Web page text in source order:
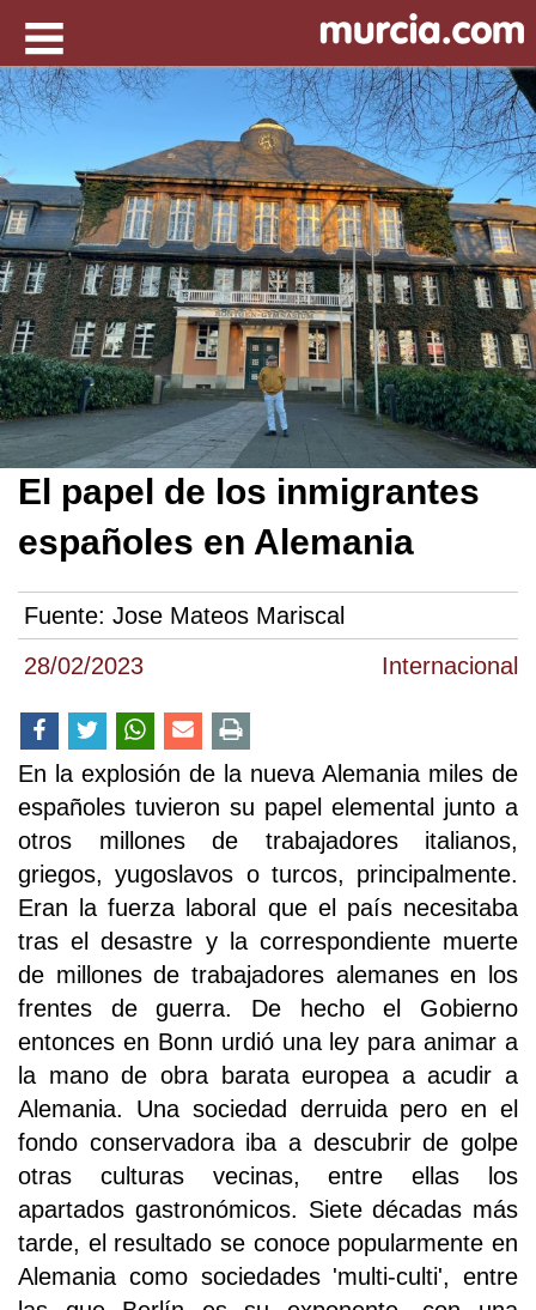
28/02/2023 Internacional
El papel de los inmigrantes
españoles en Alemania
Fuente: Jose Mateos Mariscal
En la explosión de la nueva Alemania miles de
españoles tuvieron su papel elemental junto a
otros millones de trabajadores italianos,
griegos, yugoslavos o turcos, principalmente.
Eran la fuerza laboral que el país necesitaba
tras el desastre y la correspondiente muerte
de millones de trabajadores alemanes en los
frentes de guerra. De hecho el Gobierno
entonces en Bonn urdió una ley para animar a
la mano de obra barata europea a acudir a
Alemania. Una sociedad derruida pero en el
fondo conservadora iba a descubrir de golpe
otras culturas vecinas, entre ellas los
apartados gastronómicos. Siete décadas más
tarde, el resultado se conoce popularmente en
Alemania como sociedades 'multi-culti', entre